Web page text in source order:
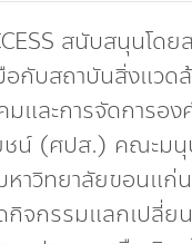
สนับสนุนโดย
อกับสถาบันสิ่งแวด
มและการจัดการอง
ชน์ (ศปส.) คณะมนุ
หาวิทยาลัยขอนแก่
จกรรมแลกเปลี่ย